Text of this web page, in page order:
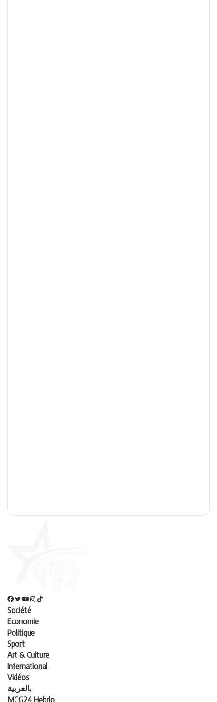
Société
Economie
Politique
Sport
Art & Culture
International
Vidéos
بالعربية
MCG24 Hebdo